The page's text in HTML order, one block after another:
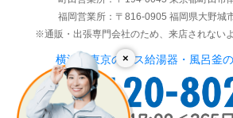
×
福岡営業所：〒816-0905 福岡県大野城
※通販・出張専門会社のため、来店されない
横浜・東京のガス給湯器・風呂釜